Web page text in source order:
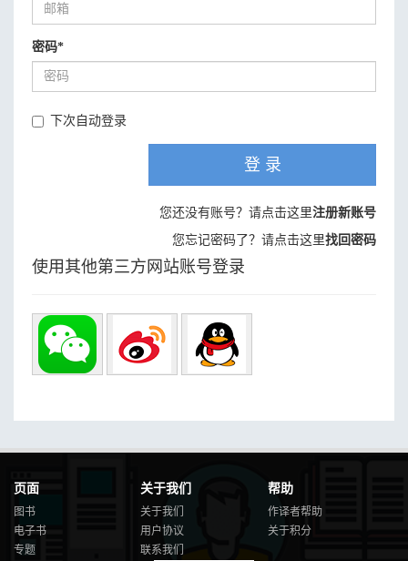
密码*
下次自动登录
登 录
您还没有账号？请点击这里注册新账号
您忘记密码了？请点击这里找回密码
使用其他第三方网站账号登录
页面
图书
电子书
专题
关于我们
关于我们
用户协议
联系我们
帮助
作译者帮助
关于积分